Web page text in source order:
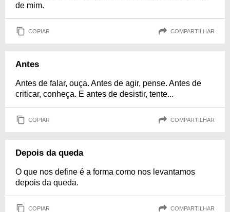
de mim.
COPIAR COMPARTILHAR
Antes
Antes de falar, ouça. Antes de agir, pense. Antes de
criticar, conheça. E antes de desistir, tente...
COPIAR COMPARTILHAR
Depois da queda
O que nos define é a forma como nos levantamos
depois da queda.
COPIAR COMPARTILHAR